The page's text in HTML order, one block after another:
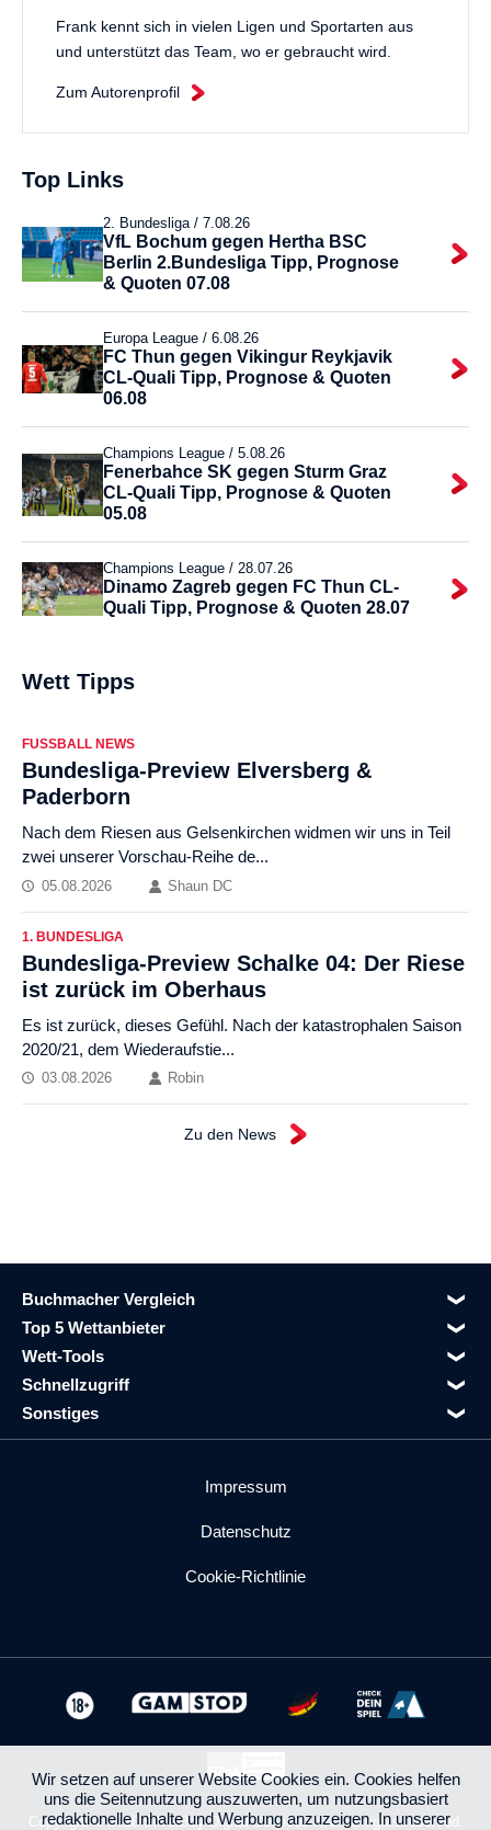
Frank kennt sich in vielen Ligen und Sportarten aus
und unterstützt das Team, wo er gebraucht wird.
Zum Autorenprofil
Top Links
2. Bundesliga / 7.08.26
VfL Bochum gegen Hertha BSC
Berlin 2.Bundesliga Tipp, Prognose
& Quoten 07.08
Europa League / 6.08.26
FC Thun gegen Vikingur Reykjavik
CL-Quali Tipp, Prognose & Quoten
06.08
Champions League / 5.08.26
Fenerbahce SK gegen Sturm Graz
CL-Quali Tipp, Prognose & Quoten
05.08
Champions League / 28.07.26
Dinamo Zagreb gegen FC Thun CL-
Quali Tipp, Prognose & Quoten 28.07
Wett Tipps
FUSSBALL NEWS
Bundesliga-Preview Elversberg &
Paderborn
Nach dem Riesen aus Gelsenkirchen widmen wir uns in Teil
zwei unserer Vorschau-Reihe de...
05.08.2026 Shaun DC
1. BUNDESLIGA
Bundesliga-Preview Schalke 04: Der Riese
ist zurück im Oberhaus
Es ist zurück, dieses Gefühl. Nach der katastrophalen Saison
2020/21, dem Wiederaufstie...
03.08.2026 Robin
Zu den News
Buchmacher Vergleich
Top 5 Wettanbieter
Wett-Tools
Schnellzugriff
Sonstiges
Impressum
Datenschutz
Cookie-Richtlinie
Copyright © 2026 SilverBay Digital Services N.V. All rights reserved.
Wir setzen auf unserer Website Cookies ein. Cookies helfen
uns die Seitennutzung auszuwerten, um nutzungsbasiert
redaktionelle Inhalte und Werbung anzuzeigen. In unserer